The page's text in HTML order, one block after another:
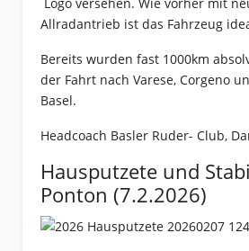
Allradantrieb ist das Fahrzeug
Bereits wurden fast 1000km
der Fahrt nach Varese, Corgeno
Basel.
Headcoach Basler Ruder- Club,
Hausputzete und
Ponton (7.2.2026)